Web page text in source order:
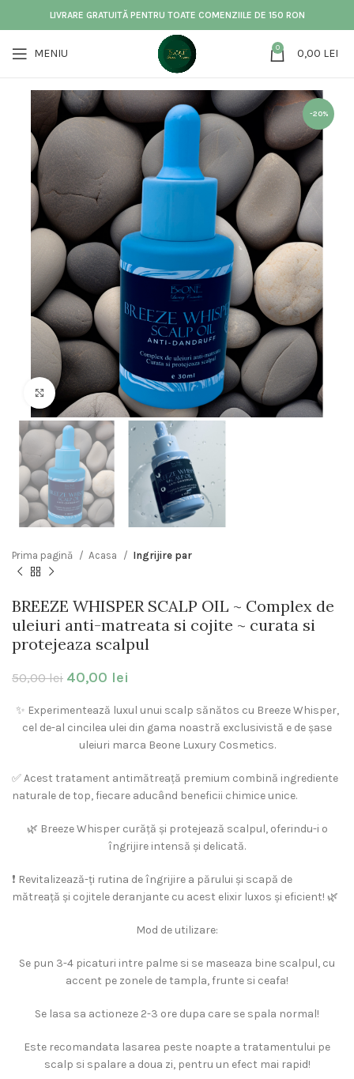
LIVRARE GRATUITĂ PENTRU TOATE COMENZIILE DE 150 RON
MENIU 0 0,00 LEI
-20%
Click to enlarge
Prima pagină Acasa Ingrijire par
BREEZE WHISPER SCALP OIL ~ Complex de
uleiuri anti-matreata si cojite ~ curata si
protejeaza scalpul
50,00lei 40,00 lei
✨ Experimentează luxul unui scalp sănătos cu Breeze Whisper,
cel de-al cincilea ulei din gama noastră exclusivistă e de șase
uleiuri marca Beone Luxury Cosmetics.
✅ Acest tratament antimătreață premium combină ingrediente
naturale de top, fiecare aducând beneficii chimice unice.
🌿 Breeze Whisper curăță și protejează scalpul, oferindu-i o
îngrijire intensă și delicată.
❗️ Revitalizează-ți rutina de îngrijire a părului și scapă de
mătreață și cojitele deranjante cu acest elixir luxos și eficient! 🌿
Mod de utilizare:
Se pun 3-4 picaturi intre palme si se maseaza bine scalpul, cu
accent pe zonele de tampla, frunte si ceafa!
Se lasa sa actioneze 2-3 ore dupa care se spala normal!
Este recomandata lasarea peste noapte a tratamentului pe
scalp si spalare a doua zi, pentru un efect mai rapid!